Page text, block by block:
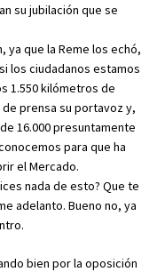
su jubilación que se
ya que la Reme los echó,
los ciudadanos estamos
1.550 kilómetros de
prensa su portavoz y,
16.000 presuntamente
para que ha
el Mercado.
nada de esto? Que te
adelanto. Bueno no, ya
bien por la oposición